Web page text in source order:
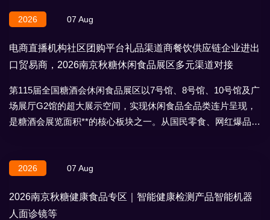
2026 07 Aug
电商直播机构社区团购平台礼品渠道商餐饮供应链企业进出
口贸易商，2026南京秋糖休闲食品展区多元渠道对接
第115届全国糖酒会休闲食品展区以7号馆、8号馆、10号馆及广
场展厅G2馆的超大展示空间，实现休闲食品全品类连片呈现，
是糖酒会展览面积**的核心板块之一。从国民零食、网红爆品到
2026 07 Aug
2026南京秋糖健康食品专区｜智能健康检测产品智能机器
人面诊镜等